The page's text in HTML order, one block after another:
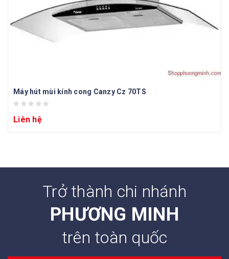
Máy hút mùi kính cong Canzy Cz 70TS
Liên hệ
Trở thành chi nhánh
PHƯƠNG MINH
trên toàn quốc